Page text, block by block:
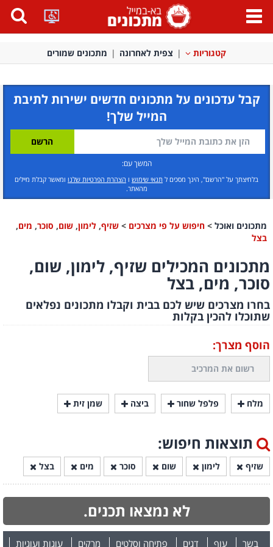
פתח
תפריט
קטגוריות צפית לאחרונה מתכונים שמורים
קבל עדכונים על מתכונים חדשים ישירות לתיבת
המייל שלך!
המשך עם:
בלחיצתך על "הרשם", הינך מסכים ל תנאי שימוש ו הצהרת הפרטיות שלנו ומאשר קבלת מיילים
מהאתר.
מתכונים ואוכל > חיפוש על פי מצרכים > שזיף, לימון, שום, סוכר, מים,
בצל
מתכונים המכילים שזיף, לימון, שום,
סוכר, מים, בצל
בחרו מצרכים שיש לכם בבית וקבלו מתכונים נפלאים
שתוכלו להכין בקלות
הוסף מצרך:
מלח פלפל שחור ביצה שמן זית
תוצאות חיפוש:
שזיף לימון שום סוכר מים בצל
לא נמצאו תכנים.
בשר עוף דגים פתיחה וסלטים מרקים עוגות ועוגיות